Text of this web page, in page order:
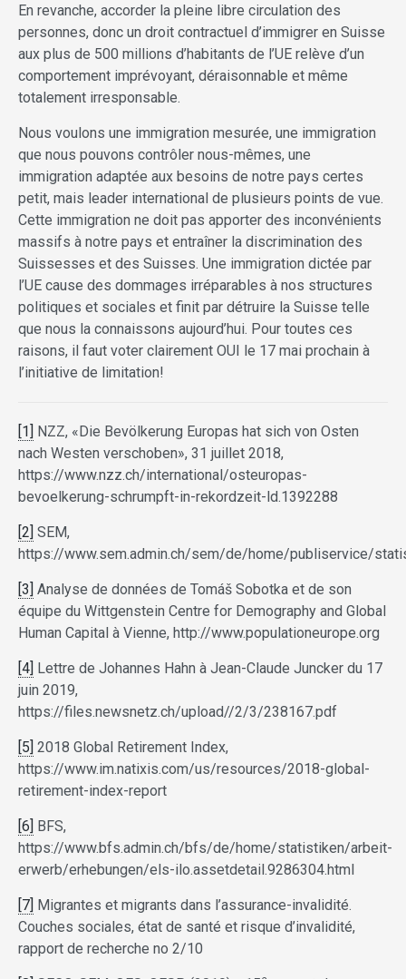
En revanche, accorder la pleine libre circulation des
personnes, donc un droit contractuel d’immigrer en Suisse
aux plus de 500 millions d’habitants de l’UE relève d’un
comportement imprévoyant, déraisonnable et même
totalement irresponsable.
Nous voulons une immigration mesurée, une immigration
que nous pouvons contrôler nous-mêmes, une
immigration adaptée aux besoins de notre pays certes
petit, mais leader international de plusieurs points de vue.
Cette immigration ne doit pas apporter des inconvénients
massifs à notre pays et entraîner la discrimination des
Suissesses et des Suisses. Une immigration dictée par
l’UE cause des dommages irréparables à nos structures
politiques et sociales et finit par détruire la Suisse telle
que nous la connaissons aujourd’hui. Pour toutes ces
raisons, il faut voter clairement OUI le 17 mai prochain à
l’initiative de limitation!
[1] NZZ, «Die Bevölkerung Europas hat sich von Osten
nach Westen verschoben», 31 juillet 2018,
https://www.nzz.ch/international/osteuropas-
bevoelkerung-schrumpft-in-rekordzeit-ld.1392288
[2] SEM,
https://www.sem.admin.ch/sem/de/home/publiservice/
[3] Analyse de données de Tomáš Sobotka et de son
équipe du Wittgenstein Centre for Demography and Global
Human Capital à Vienne, http://www.populationeurope.org
[4] Lettre de Johannes Hahn à Jean-Claude Juncker du 17
juin 2019,
https://files.newsnetz.ch/upload//2/3/238167.pdf
[5] 2018 Global Retirement Index,
https://www.im.natixis.com/us/resources/2018-global-
retirement-index-report
[6] BFS,
https://www.bfs.admin.ch/bfs/de/home/statistiken/arbeit-
erwerb/erhebungen/els-ilo.assetdetail.9286304.html
[7] Migrantes et migrants dans l’assurance-invalidité.
Couches sociales, état de santé et risque d’invalidité,
rapport de recherche no 2/10